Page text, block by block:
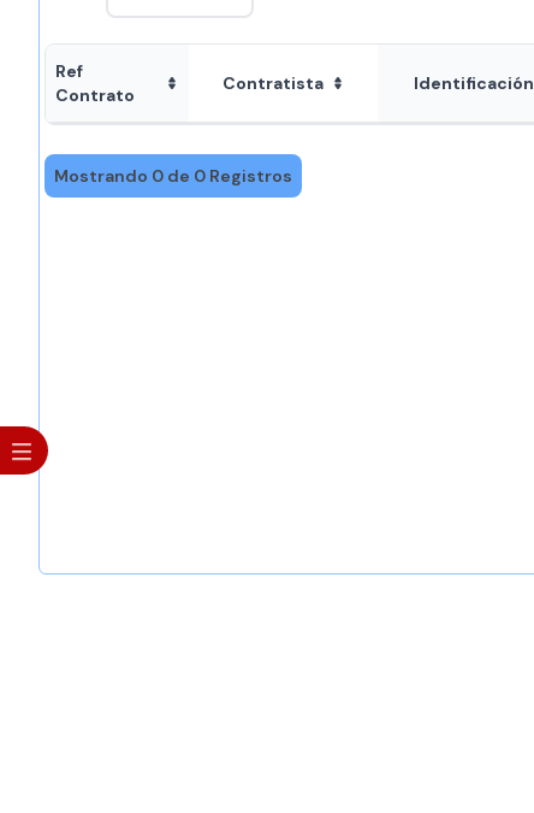
Ref
Contrato
Contratista Identificación
Mostrando 0 de 0 Registros